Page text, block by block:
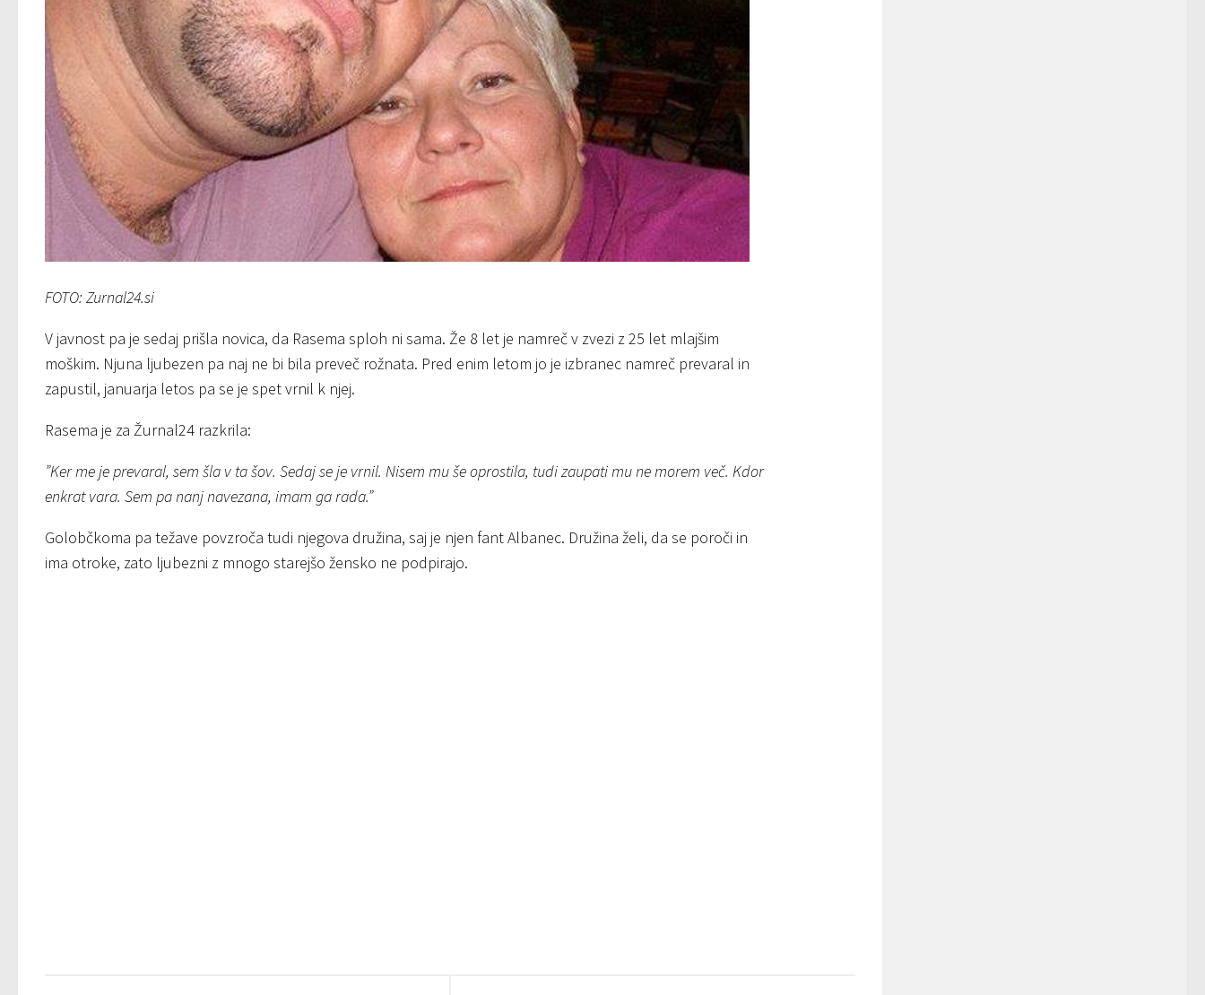
FOTO: Zurnal24.si
V javnost pa je sedaj prišla novica, da Rasema sploh ni sama. Že 8 let je namreč v zvezi z 25 let mlajšim
moškim. Njuna ljubezen pa naj ne bi bila preveč rožnata. Pred enim letom jo je izbranec namreč prevaral in
zapustil, januarja letos pa se je spet vrnil k njej.
Rasema je za Žurnal24 razkrila:
”Ker me je prevaral, sem šla v ta šov. Sedaj se je vrnil. Nisem mu še oprostila, tudi zaupati mu ne morem več. Kdor
enkrat vara. Sem pa nanj navezana, imam ga rada.”
Golobčkoma pa težave povzroča tudi njegova družina, saj je njen fant Albanec. Družina želi, da se poroči in
ima otroke, zato ljubezni z mnogo starejšo žensko ne podpirajo.